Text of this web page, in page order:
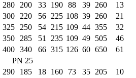
280 200 33 190 88 39 260
13
300 220 56 225 108 39 260
21
325 250 54 215 109 44 355
32
350 285 51 235 109 49 505
46
400 340 66 315 126 60 650
61
PN 25
290 185 18 160 73 35 205
10